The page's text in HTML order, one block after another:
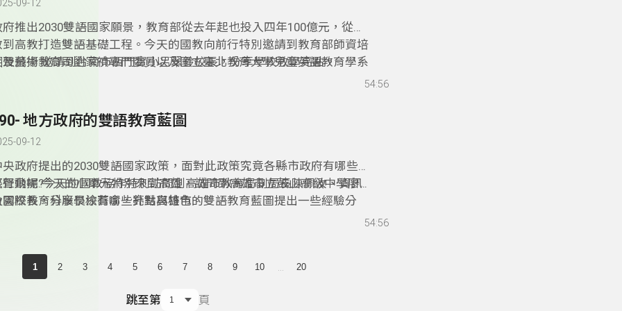
09-12
府推出2030雙語國家願景，教育部從去年起也投入四年100億元，從國
到高教打造雙語基礎工程。今天的國教向前行特別邀請到教育部師資培
及藝術教育司劉家禎專門委員以及國立臺北教育大學兒童英語教育學系
雅臻助理教授，分享台灣的雙語教育的實際的作為有哪些方式和做法？
內容吧！
聲飛揚:邀請到台南市西門實小呂翠鈴校長，分享學校教學亮點。
54:56
地方政府的雙語教育藍圖
09-12
央政府提出的2030雙語國家政策，面對此政策究竟各縣市政府有哪些實
行動呢?今天的國教協作特別訪問到高雄市教育局副局長陳佩汝、資訊
國際教育科股長涂蕎俞，針對高雄市的雙語教育藍圖提出一些經驗分
聲飛揚:今天的小單元特別來到高雄，訪問到高雄市立鼓山高級中學廖
雲校長，分享學校有哪些亮點與特色。
54:56
1 2 3 4 5 6 7 8 9 10 20
跳至第 頁